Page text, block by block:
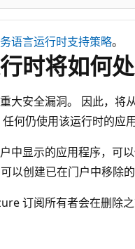
语言运行时支持策略。
时将如何处
大安全漏洞。 因此，将
何仍使用该运行时的应
中显示的应用程序，可
以创建已在门户中移除
订阅所有者会在删除之